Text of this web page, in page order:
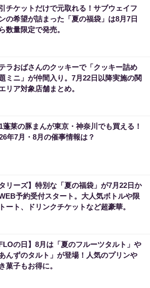
チケットだけで元取れる！サブウェイフ
の希望が詰まった「夏の福袋」は8月7日
数量限定で発売。
ラおばさんのクッキーで「クッキー詰め
ミニ」が仲間入り。7月22日以降実施の関
リア対象店舗まとめ。
蓬莱の豚まんが東京・神奈川でも買える！
年7月・8月の催事情報は？
タリーズ】特別な「夏の福袋」が7月22日か
予約受付スタート。大人気ボトルや限
ート、ドリンクチケットなど超豪華。
FLOの日】8月は「夏のフルーツタルト」や
あんずのタルト」が登場！人気のプリンや
菓子もお得に。